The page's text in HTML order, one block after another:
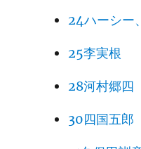
24ハーシー
25李実根
28河村郷四
30四国五郎